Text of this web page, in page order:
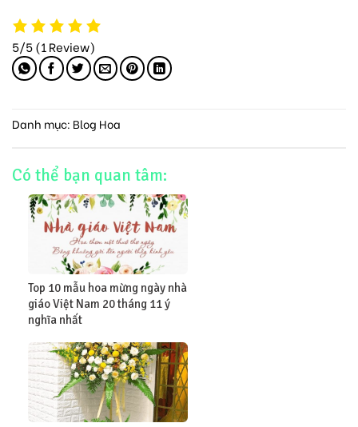
5/5(1 Review)
Danh mục: Blog Hoa
Có thể bạn quan tâm:
Top 10 mẫu hoa mừng ngày nhà
giáo Việt Nam 20 tháng 11 ý
nghĩa nhất